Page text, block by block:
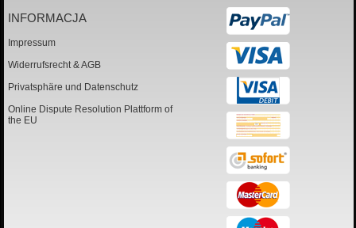
INFORMACJA
Impressum
Widerrufsrecht & AGB
Privatsphäre und Datenschutz
Online Dispute Resolution Plattform of
the EU